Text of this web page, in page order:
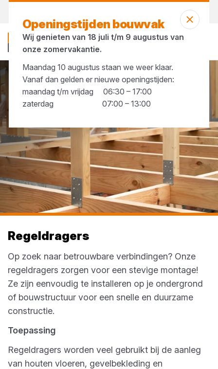
... Regeldragers
Regeldragers
Op zoek naar betrouwbare verbindingen? Onze
regeldragers zorgen voor een stevige montage!
Ze zijn eenvoudig te installeren op je ondergrond
of bouwstructuur voor een snelle en duurzame
constructie.
Toepassing
Regeldragers worden veel gebruikt bij de aanleg
van houten vloeren, gevelbekleding en
Openingstijden bouwvak
Wij genieten van 18 juli t/m 9 augustus van
onze zomervakantie.
Maandag 10 augustus staan we weer klaar.
Vanaf dan gelden er nieuwe openingstijden:
maandag t/m vrijdag 06:30 – 17:00
zaterdag 07:00 – 13:00